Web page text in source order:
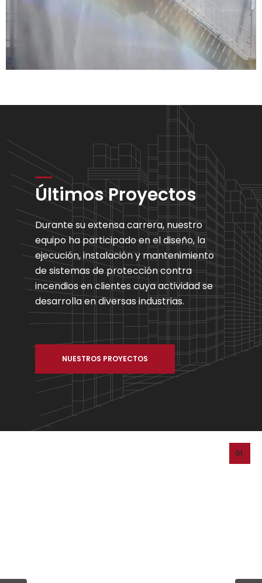
Últimos Proyectos
Durante su extensa carrera, nuestro
equipo ha participado en el diseño, la
ejecución, instalación y mantenimiento
de sistemas de protección contra
incendios en clientes cuya actividad se
desarrolla en diversas industrias.
NUESTROS PROYECTOS
01.